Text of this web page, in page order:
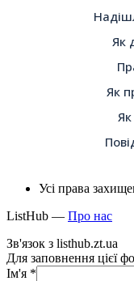
Як
Як
Усі права
ListHub — Про нас
Зв'язок з listhub.zt.ua
Для заповнення цієї
Ім'я *